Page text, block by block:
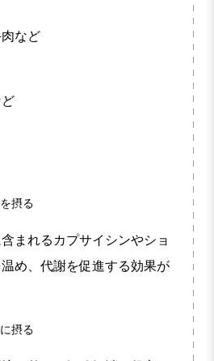
など
摂る
まれるカプサイシンやショ
め、代謝を促進する効果が
摂る